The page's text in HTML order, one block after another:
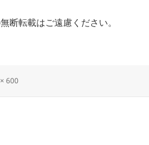
断転載はご遠慮ください。
600